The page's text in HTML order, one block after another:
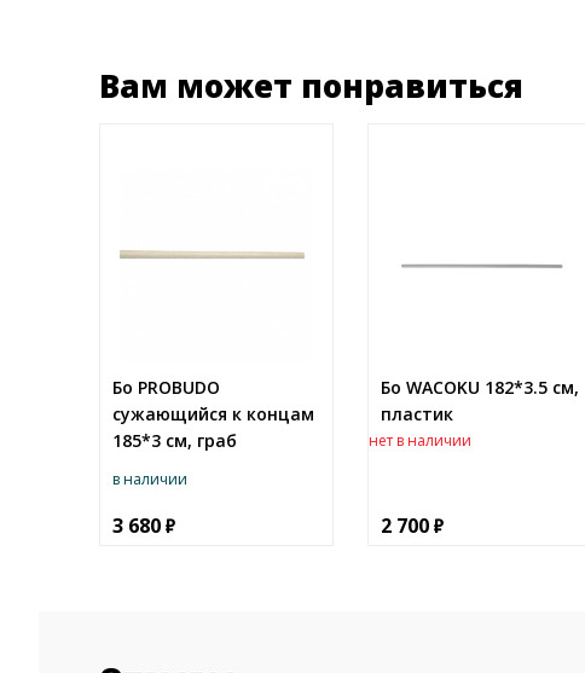
Вам может понравиться
Бо PROBUDO
сужающийся к концам
185*3 см, граб
в наличии
3 680
Бо WACOKU 182*3.5 см,
пластик
нет в наличии
2 700